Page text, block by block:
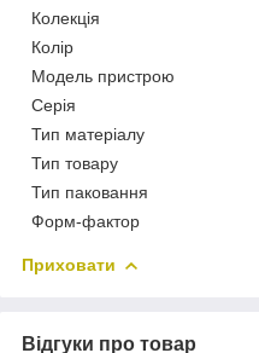
Колекція
Колір
Модель пристрою
Серія
Тип матеріалу
Тип товару
Тип паковання
Форм-фактор
Приховати
Відгуки про товар